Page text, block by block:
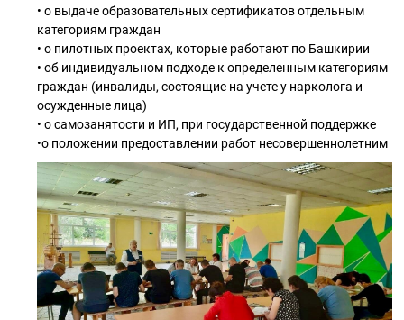
• о выдаче образовательных сертификатов отдельным
категориям граждан
• о пилотных проектах, которые работают по Башкирии
• об индивидуальном подходе к определенным категориям
граждан (инвалиды, состоящие на учете у нарколога и
осужденные лица)
• о самозанятости и ИП, при государственной поддержке
•о положении предоставлении работ несовершеннолетним